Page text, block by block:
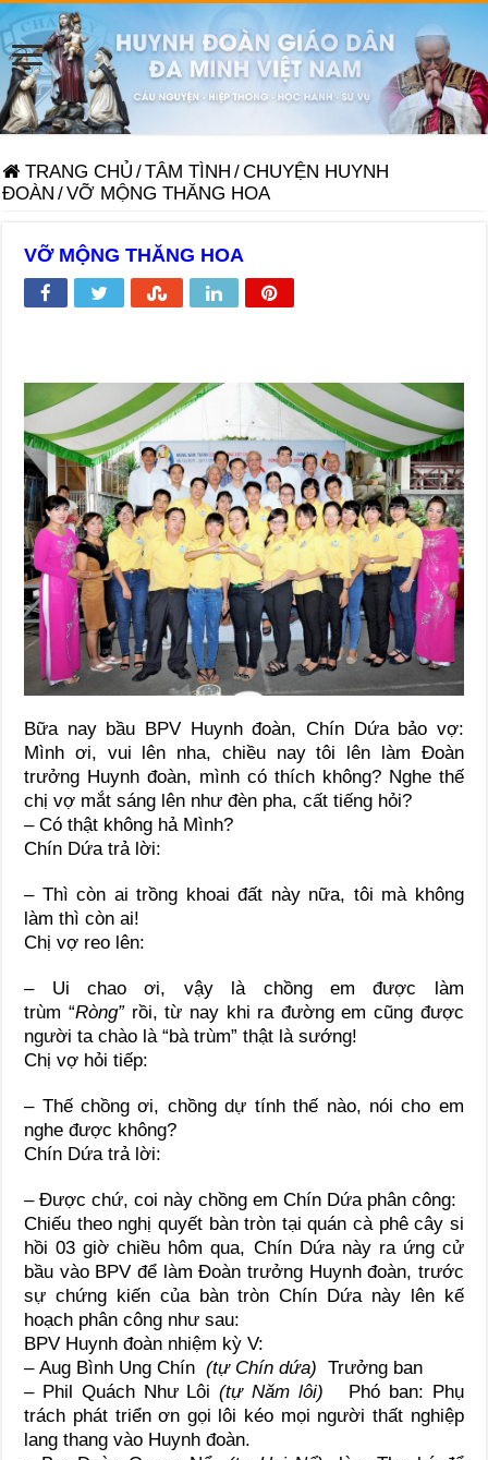
TRANG CHỦ /TÂM TÌNH /CHUYỆN HUYNH
ĐOÀN /VỠ MỘNG THĂNG HOA
VỠ MỘNG THĂNG HOA
Bữa nay bầu BPV Huynh đoàn, Chín Dứa bảo vợ:
Mình ơi, vui lên nha, chiều nay tôi lên làm Đoàn
trưởng Huynh đoàn, mình có thích không? Nghe thế
chị vợ mắt sáng lên như đèn pha, cất tiếng hỏi?
– Có thật không hả Mình?
Chín Dứa trả lời:
– Thì còn ai trồng khoai đất này nữa, tôi mà không
làm thì còn ai!
Chị vợ reo lên:
– Ui chao ơi, vậy là chồng em được làm
trùm “Ròng” rồi, từ nay khi ra đường em cũng được
người ta chào là “bà trùm” thật là sướng!
Chị vợ hỏi tiếp:
– Thế chồng ơi, chồng dự tính thế nào, nói cho em
nghe được không?
Chín Dứa trả lời:
– Được chứ, coi này chồng em Chín Dứa phân công:
Chiếu theo nghị quyết bàn tròn tại quán cà phê cây si
hồi 03 giờ chiều hôm qua, Chín Dứa này ra ứng cử
bầu vào BPV để làm Đoàn trưởng Huynh đoàn, trước
sự chứng kiến của bàn tròn Chín Dứa này lên kế
hoạch phân công như sau:
BPV Huynh đoàn nhiệm kỳ V:
– Aug Bình Ung Chín(tự Chín dứa) Trưởng ban
– Phil Quách Như Lôi(tự Năm lôi)
Phó ban: Phụ
trách phát triển ơn gọi lôi kéo mọi người thất nghiệp
lang thang vào Huynh đoàn.